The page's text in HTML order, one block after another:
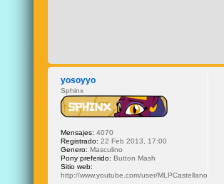
yosoyyo
Sphinx
Mensajes: 4070
Registrado: 22 Feb 2013, 17:00
Genero: Masculino
Pony preferido: Button Mash
Sitio web:
http://www.youtube.com/user/MLPCastellano